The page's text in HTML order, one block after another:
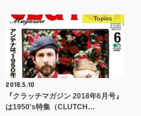
Topics
2018.5.10
『クラッチマガジン 2018年6月号』
は1950's特集（CLUTCH…